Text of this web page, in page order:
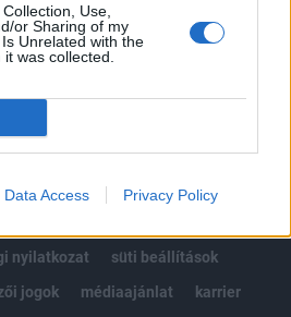
Use,
or Sharing of my
Unrelated with the
was collected.
Data Access Privacy Policy
BEJELENTKEZÉS
nyilatkozat
süti beállítások
jogok médiaajánlat karrier